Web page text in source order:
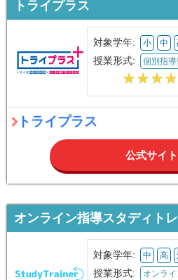
トライプラス
対象学年: 小 中
授業形式: 個別指
トライプラス
公式サイ
オンライン指導スタディト
対象学年: 中 高
授業形式: オンラ